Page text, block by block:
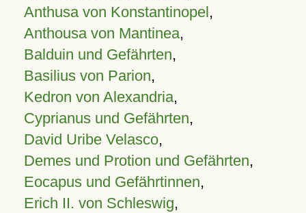
Anthusa von Konstantinopel,
Anthousa von Mantinea,
Balduin und Gefährten,
Basilius von Parion,
Kedron von Alexandria,
Cyprianus und Gefährten,
David Uribe Velasco,
Demes und Protion und Gefährten,
Eocapus und Gefährtinnen,
Erich II. von Schleswig,